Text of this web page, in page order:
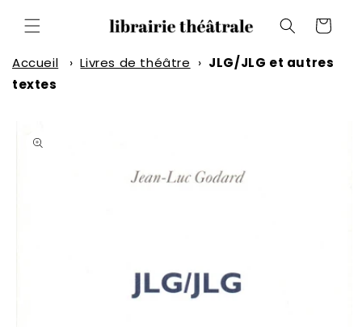
passer
au
Panier
Accueil › Livres de théâtre › JLG/JLG et autres
textes
informations
produits